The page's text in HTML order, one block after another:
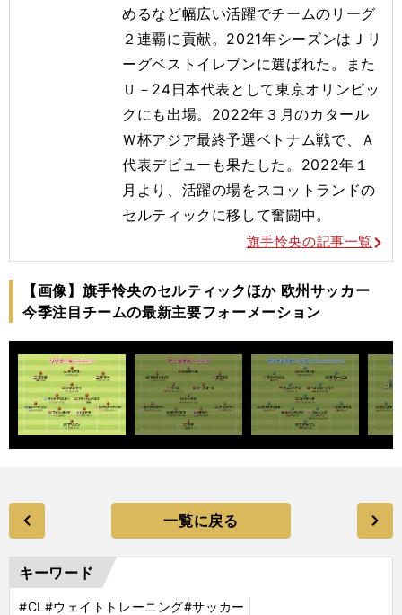
めるなど幅広い活躍でチームのリーグ
２連覇に貢献。2021年シーズンはＪリ
ーグベストイレブンに選ばれた。また
Ｕ－24日本代表として東京オリンピッ
クにも出場。2022年３月のカタール
Ｗ杯アジア最終予選ベトナム戦で、Ａ
代表デビューも果たした。2022年１
月より、活躍の場をスコットランドの
セルティックに移して奮闘中。
旗手怜央の記事一覧
【画像】旗手怜央のセルティックほか 欧州サッカー
今季注目チームの最新主要フォーメーション
一覧に戻る
キーワード
#CL #ウェイトトレーニング#サッカー